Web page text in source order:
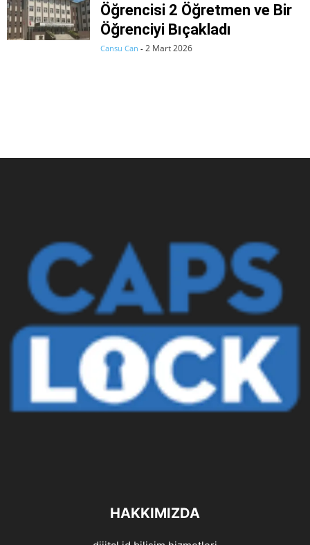
Öğrencisi 2 Öğretmen ve Bir
Öğrenciyi Bıçakladı
Cansu Can - 2 Mart 2026
HAKKIMIZDA